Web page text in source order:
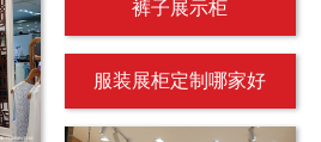
裤子展示柜
服装展柜定制哪家好